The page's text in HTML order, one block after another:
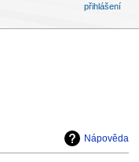
Nápověda
přihlášení